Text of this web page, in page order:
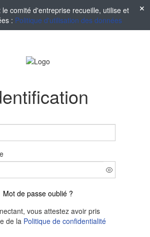
comité d'entreprise recueille, utilise et
: Politique d'utilisation des données
Mot de passe oublié ?
vous attestez avoir pris
de la Politique de confidentialité